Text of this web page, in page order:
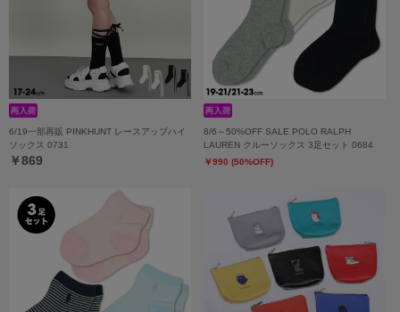
6/19一部再販 PINKHUNT レースアップハイ
ソックス 0731
￥869
8/6～50%OFF SALE POLO RALPH
LAUREN クルーソックス 3足セット 0684
￥990 (50%OFF)